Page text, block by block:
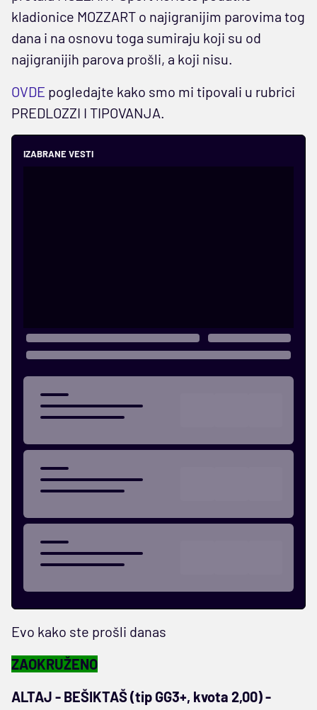
kladionice MOZZART o najigranijim parovima tog
dana i na osnovu toga sumiraju koji su od
najigranijih parova prošli, a koji nisu.
OVDE pogledajte kako smo mi tipovali u rubrici
PREDLOZZI I TIPOVANJA.
IZABRANE VESTI
Evo kako ste prošli danas
ZAOKRUŽENO
ALTAJ - BEŠIKTAŠ (tip GG3+, kvota 2,00) -